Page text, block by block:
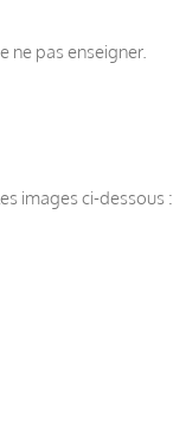
ne pas enseigner.
images ci-dessous :